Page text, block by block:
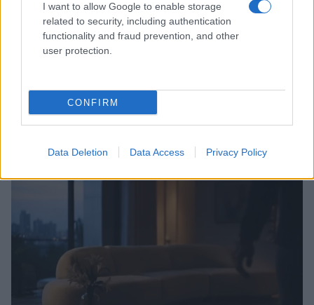
I want to allow Google to enable storage
related to security, including authentication
functionality and fraud prevention, and other
user protection.
CONFIRM
Data Deletion Data Access Privacy Policy
Scopri Noto: guida alla città barocca più elegante della
Sicilia